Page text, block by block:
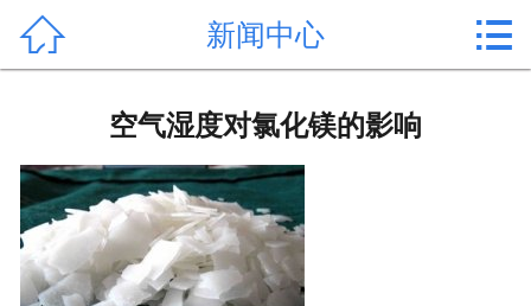
 新闻中心 
空气湿度对氯化镁的影响